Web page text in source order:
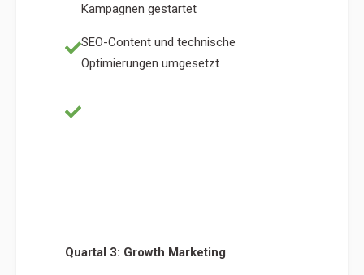
Kampagnen gestartet
SEO-Content und technische
Optimierungen umgesetzt
Quartal 3: Growth Marketing